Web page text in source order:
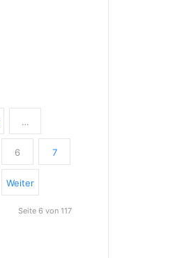
…
6 7
Weiter
Seite 6 von 117